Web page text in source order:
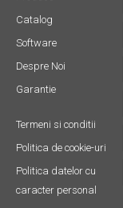
Catalog
Software
Despre Noi
Garantie
Termeni si conditii
Politica de cookie-uri
Politica datelor cu
caracter personal